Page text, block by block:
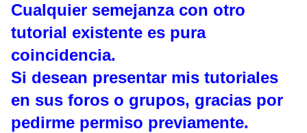
Cualquier semejanza con otro
tutorial existente es pura
coincidencia.
Si desean presentar mis tutoriales
en sus foros o grupos, gracias por
pedirme permiso previamente.